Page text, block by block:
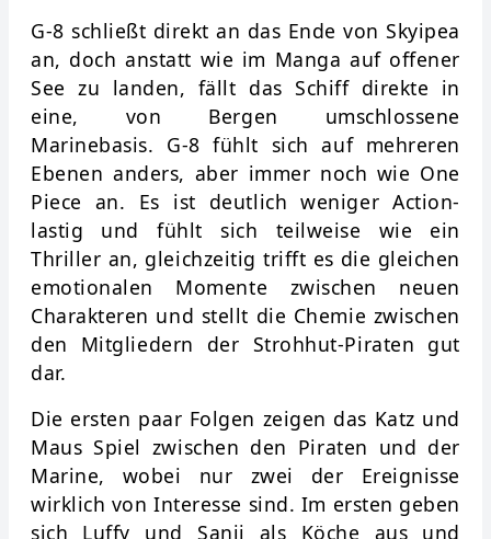
G-8 schließt direkt an das Ende von Skyipea
an, doch anstatt wie im Manga auf offener
See zu landen, fällt das Schiff direkte in
eine, von Bergen umschlossene
Marinebasis. G-8 fühlt sich auf mehreren
Ebenen anders, aber immer noch wie One
Piece an. Es ist deutlich weniger Action-
lastig und fühlt sich teilweise wie ein
Thriller an, gleichzeitig trifft es die gleichen
emotionalen Momente zwischen neuen
Charakteren und stellt die Chemie zwischen
den Mitgliedern der Strohhut-Piraten gut
dar.
Die ersten paar Folgen zeigen das Katz und
Maus Spiel zwischen den Piraten und der
Marine, wobei nur zwei der Ereignisse
wirklich von Interesse sind. Im ersten geben
sich Luffy und Sanji als Köche aus und